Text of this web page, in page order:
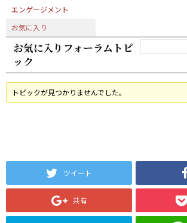
エンゲージメント
お気に入り
お気に入りフォーラムトピ
ック
トピックが見つかりませんでした。
ツイート
共有